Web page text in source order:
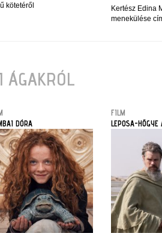
kötetéről
Kertész Edina
menekülése
ÁGAKRÓL
DÓRA
FILM
LEPOSA-HŐGYE